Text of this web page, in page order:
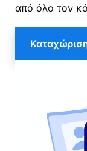
από όλο τον